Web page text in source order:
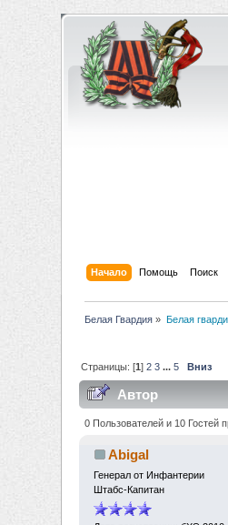
Начало Помощь Поиск
Белая Гвардия » Белая
Страницы: [1]2 3 ...5 Вниз
Автор
0 Пользователей и 10 Гостей
Abigal
Генерал от Инфантерии
Штабс-Капитан